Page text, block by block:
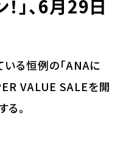
」、6月29日
る恒例の「ANAに
VALUE SALEを開
。